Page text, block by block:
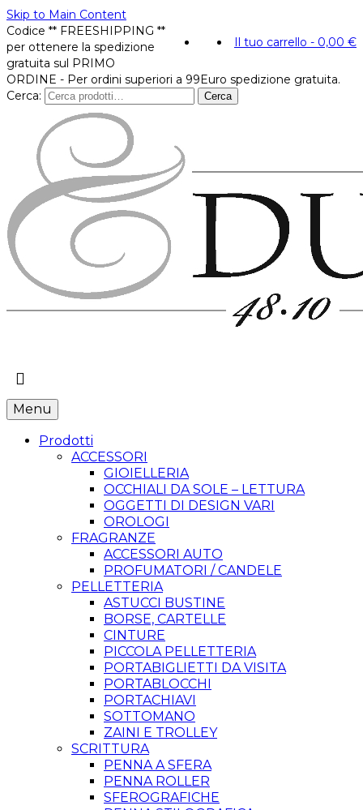
Skip to Main Content
Il tuo carrello - 0,00 €
Codice ** FREESHIPPING **
per ottenere la spedizione
gratuita sul PRIMO
ORDINE - Per ordini superiori a 99Euro spedizione gratuita.
Cerca:
Cerca
Menu
Prodotti
ACCESSORI
GIOIELLERIA
OCCHIALI DA SOLE – LETTURA
OGGETTI DI DESIGN VARI
OROLOGI
FRAGRANZE
ACCESSORI AUTO
PROFUMATORI / CANDELE
PELLETTERIA
ASTUCCI BUSTINE
BORSE, CARTELLE
CINTURE
PICCOLA PELLETTERIA
PORTABIGLIETTI DA VISITA
PORTABLOCCHI
PORTACHIAVI
SOTTOMANO
ZAINI E TROLLEY
SCRITTURA
PENNA A SFERA
PENNA ROLLER
SFEROGRAFICHE